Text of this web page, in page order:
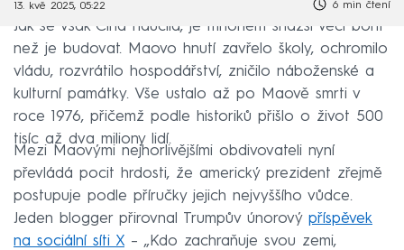
13. kvě 2025, 05:22 6 min čtení
Jak se však Čína naučila, je mnohem snazší věci bořit
než je budovat. Maovo hnutí zavřelo školy, ochromilo
vládu, rozvrátilo hospodářství, zničilo náboženské a
kulturní památky. Vše ustalo až po Maově smrti v
roce 1976, přičemž podle historiků přišlo o život 500
tisíc až dva miliony lidí.
Mezi Maovými nejhorlivějšími obdivovateli nyní
převládá pocit hrdosti, že americký prezident zřejmě
postupuje podle příručky jejich nejvyššího vůdce.
Jeden blogger přirovnal Trumpův únorový příspěvek
na sociální síti X – „Kdo zachraňuje svou zemi,